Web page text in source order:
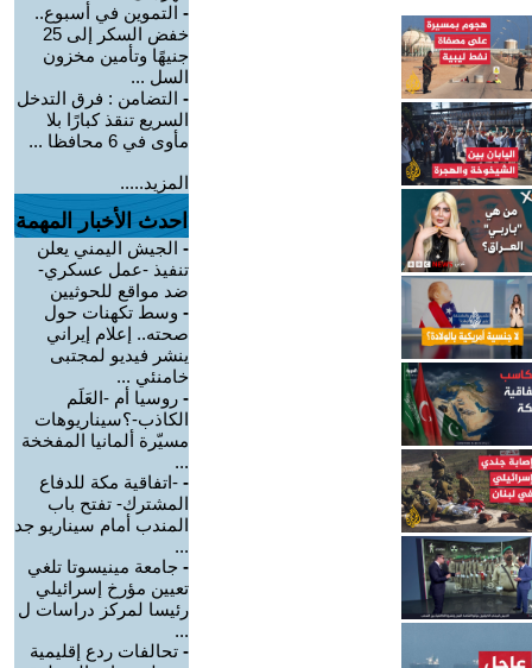
- التموين في أسبوع..
خفض السكر إلى 25
جنيهًا وتأمين مخزون
السل ...
- التضامن : فرق التدخل
السريع تنقذ كبارًا بلا
مأوى في 6 محافظا ...
المزيد.....
احدث الأخبار المهمة
- الجيش اليمني يعلن
تنفيذ -عمل عسكري-
ضد مواقع للحوثيين
- وسط تكهنات حول
صحته.. إعلام إيراني
ينشر فيديو لمجتبى
خامنئي ...
- روسيا أم -العَلَم
الكاذب-؟سيناريوهات
مسيّرة ألمانيا المفخخة
...
- -اتفاقية مكة للدفاع
المشترك- تفتح باب
المندب أمام سيناريو جد
...
- جامعة مينيسوتا تلغي
تعيين مؤرخ إسرائيلي
رئيسا لمركز دراسات ل
...
- تحالفات ردع إقليمية